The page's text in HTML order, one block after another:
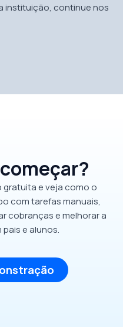
instituição, continue nos
e veja como o
com tarefas manuais,
cobranças e melhorar a
e alunos.